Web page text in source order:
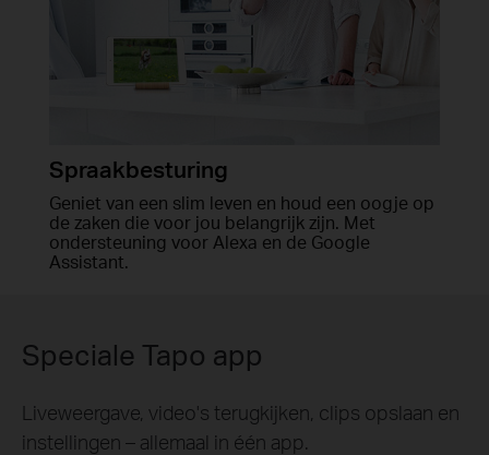
Spraakbesturing
Geniet van een slim leven en houd een oogje op
de zaken die voor jou belangrijk zijn. Met
ondersteuning voor Alexa en de Google
Assistant.
Speciale Tapo app
Liveweergave, video's terugkijken, clips opslaan en
instellingen – allemaal in één app.